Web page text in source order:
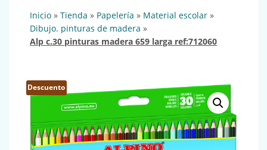
inicio » tienda » papelería » material escolar »
dibujo. pinturas de madera »
alp c.30 pinturas madera 659 larga ref:712060
Descuento